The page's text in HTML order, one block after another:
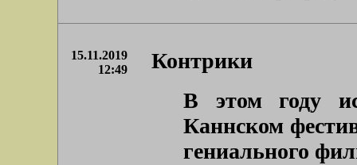
15.11.2019
12:49
Контрики
В этом году
Каннском
гениального